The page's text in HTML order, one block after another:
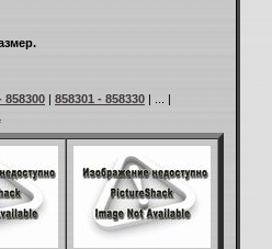
858300 | 858301 - 858330 | ... |